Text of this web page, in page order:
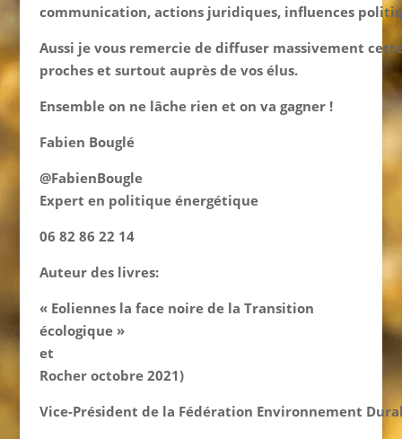
communication, actions juridiques, influences
Aussi je vous remercie de diffuser massivement
proches et surtout auprès de vos élus.
Ensemble on ne lâche rien et on va gagner !
Fabien Bouglé
Expert en politique énergétique
06 82 86 22 14
Auteur des livres:
« Eoliennes la face noire de la Transition
écologique » (éditions du
Rocher octobre 2021)
Vice-Président de la Fédération Environnement